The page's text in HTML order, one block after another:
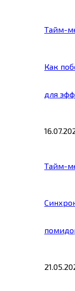
Тайм-
Как
для
Тайм-